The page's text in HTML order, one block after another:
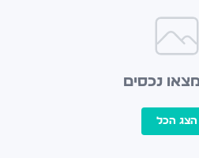
נכסים
הצג הכל